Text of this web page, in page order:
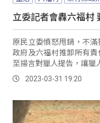
立委記者會轟六福村
原民立委憤怒甩鍋，不
政府及六福村推卸所有
至揚言對獵人提告，讓獵
2023-03-31 19:20